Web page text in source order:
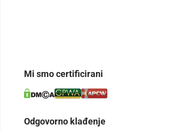
Mi smo certificirani
Odgovorno klađenje